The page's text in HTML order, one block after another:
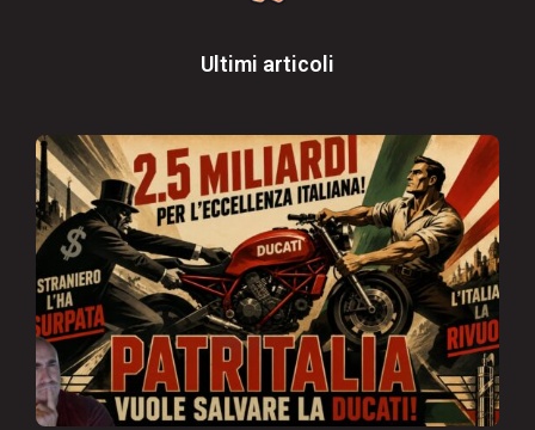
Ultimi articoli